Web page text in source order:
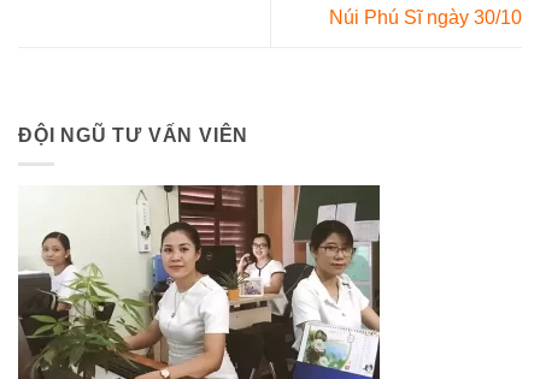
Núi Phú Sĩ ngày 30/10
ĐỘI NGŨ TƯ VẤN VIÊN